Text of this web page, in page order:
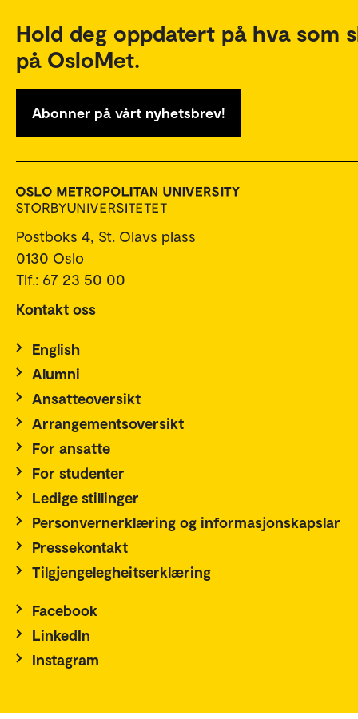
Hold deg oppdatert på hva som
på OsloMet.
Abonner på vårt nyhetsbrev!
Postboks 4, St. Olavs plass
0130 Oslo
Tlf.: 67 23 50 00
Kontakt oss
English
Alumni
Ansatteoversikt
Arrangementsoversikt
For ansatte
For studenter
Ledige stillinger
Personvernerklæring og informasjonskapslar
Pressekontakt
Tilgjengelegheitserklæring
Facebook
LinkedIn
Instagram